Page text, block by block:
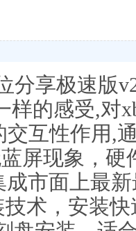
分享极速版
样的感受,对
互性作用,
屏现象，硬
市面上最
技术，安装